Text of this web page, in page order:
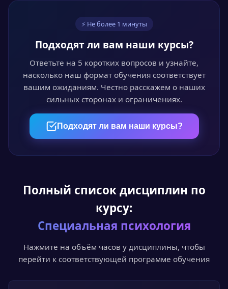
Обучайтесь онлайн
Проходите курс в личном кабинете в удобное
время. Лекции, видео и тесты доступны 24/7.
Пройдите аттестацию
Итоговый онлайн-тест или выпускная
Получите документ
Диплом или удостоверение установленного
⚡ Не более 1 минуты
Подходят ли вам наши курсы?
Ответьте на 5 коротких вопросов и узнайте,
насколько наш формат обучения соответствует
вашим ожиданиям. Честно расскажем о наших
сильных сторонах и ограничениях.
Подходят ли вам наши курсы?
Полный список дисциплин по
курсу:
Специальная психология
Нажмите на объём часов у дисциплины, чтобы
перейти к соответствующей программе обучения